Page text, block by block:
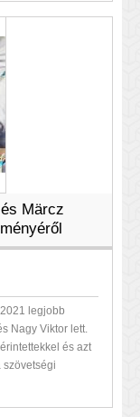
Märcz
legjobb
Nagy Viktor lett.
és azt
szövetségi